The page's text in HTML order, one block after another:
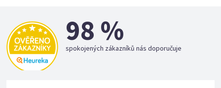
98 %
spokojených zákazníků nás doporučuje